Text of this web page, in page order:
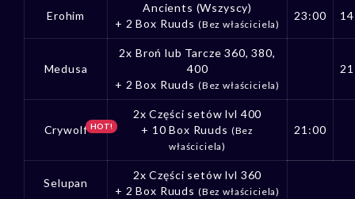
Erohim
Ancients (Wszyscy)
+ 2 Box Ruuds (Bez właściciela)
23:00
Medusa
2x Broń lub Tarcze 360, 380,
400
+ 2 Box Ruuds (Bez właściciela)
Crywolf HOT!
2x Części setów lvl 400
+ 10 Box Ruuds (Bez
właściciela)
21:00
Selupan
2x Części setów lvl 360
+ 2 Box Ruuds (Bez właściciela)